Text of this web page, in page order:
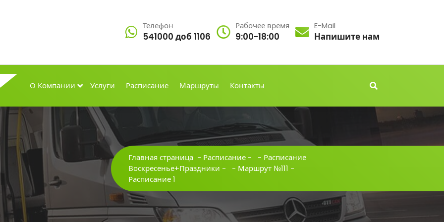
Телефон
541000 доб 1106
Рабочее время
9:00-18:00
E-Mail
Напишите нам
О Компании Услуги Расписание Маршруты Контакты
Главная страница - Расписание - - Расписание
Воскресенье+Праздники - - Маршрут №111 -
Расписание 1